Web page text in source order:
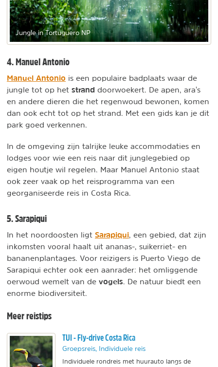
Jungle in Tortuguero NP
4. Manuel Antonio
Manuel Antonio is een populaire badplaats waar de
jungle tot op het strand doorwoekert. De apen, ara's
en andere dieren die het regenwoud bewonen, komen
dan ook echt tot op het strand. Met een gids kan je dit
park goed verkennen.
In de omgeving zijn talrijke leuke accommodaties en
lodges voor wie een reis naar dit junglegebied op
eigen houtje wil regelen. Maar Manuel Antonio staat
ook zeer vaak op het reisprogramma van een
georganiseerde reis in Costa Rica.
5. Sarapiqui
In het noordoosten ligt Sarapiqui , een gebied, dat zijn
inkomsten vooral haalt uit ananas-, suikerriet- en
bananenplantages. Voor reizigers is Puerto Viego de
Sarapiqui echter ook een aanrader: het omliggende
oerwoud wemelt van de vogels . De natuur biedt een
enorme biodiversiteit.
Meer reistips
TUI - Fly-drive Costa Rica
Groepsreis, Individuele reis
Individuele rondreis met huurauto langs de